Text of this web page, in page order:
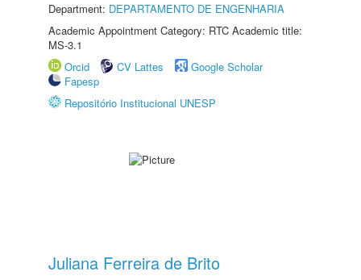
Department: DEPARTAMENTO DE ENGENHARIA
Academic Appointment Category: RTC Academic title:
MS-3.1
Orcid
CV Lattes
Google Scholar
Fapesp
Repositório Institucional UNESP
Juliana Ferreira de Brito